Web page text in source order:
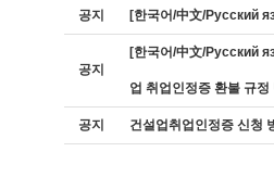
공지 [한국어/中文/Русский
공지
[한국어/中文/Русский
업 취업인정증 환불 규정
공지 건설업취업인정증 신청